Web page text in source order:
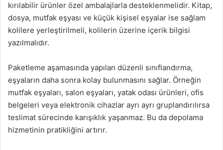
kırılabilir ürünler özel ambalajlarla desteklenmelidir. Kitap,
dosya, mutfak eşyası ve küçük kişisel eşyalar ise sağlam
kolilere yerleştirilmeli, kolilerin üzerine içerik bilgisi
yazılmalıdır.
Paketleme aşamasında yapılan düzenli sınıflandırma,
eşyaların daha sonra kolay bulunmasını sağlar. Örneğin
mutfak eşyaları, salon eşyaları, yatak odası ürünleri, ofis
belgeleri veya elektronik cihazlar ayrı ayrı gruplandırılırsa
teslimat sürecinde karışıklık yaşanmaz. Bu da depolama
hizmetinin pratikliğini artırır.